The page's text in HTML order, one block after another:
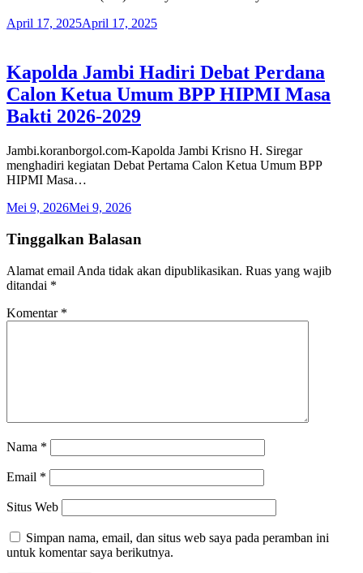
April 17, 2025April 17, 2025
Kapolda Jambi Hadiri Debat Perdana
Calon Ketua Umum BPP HIPMI Masa
Bakti 2026-2029
Jambi.koranborgol.com-Kapolda Jambi Krisno H. Siregar
menghadiri kegiatan Debat Pertama Calon Ketua Umum BPP
HIPMI Masa…
Mei 9, 2026Mei 9, 2026
Tinggalkan Balasan
Alamat email Anda tidak akan dipublikasikan. Ruas yang wajib
ditandai *
Komentar *
Nama *
Email *
Situs Web
Simpan nama, email, dan situs web saya pada peramban ini
untuk komentar saya berikutnya.